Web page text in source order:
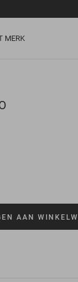
MERK
AAN